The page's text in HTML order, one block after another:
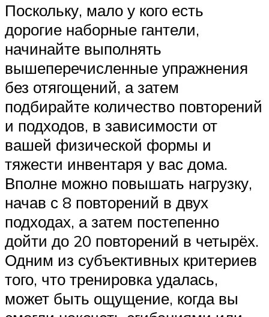
Поскольку, мало у кого есть
дорогие наборные гантели,
начинайте выполнять
вышеперечисленные упражнения
без отягощений, а затем
подбирайте количество повторений
и подходов, в зависимости от
вашей физической формы и
тяжести инвентаря у вас дома.
Вполне можно повышать нагрузку,
начав с 8 повторений в двух
подходах, а затем постепенно
дойти до 20 повторений в четырёх.
Одним из субъективных критериев
того, что тренировка удалась,
может быть ощущение, когда вы